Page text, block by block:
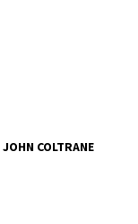
JOHN COLTRANE